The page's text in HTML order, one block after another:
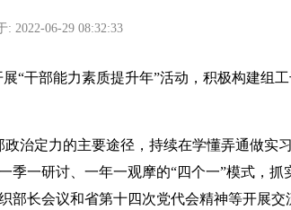
: 2022-06-29 08:32:33
“干部能力素质提升年”活动，积极构建组
治定力的主要途径，持续在学懂弄通做实
一研讨、一年一观摩的“四个一”模式，
长会议和省第十四次党代会精神等开展